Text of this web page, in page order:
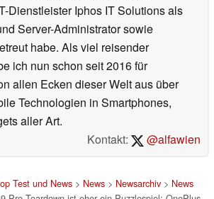
Dienstleister Iphos IT Solutions als
Server-Administrator sowie
habe. Als viel reisender
ich nun schon seit 2016 für
allen Ecken dieser Welt aus über
Technologien in Smartphones,
aller Art.
Kontakt:
@alfawien
Test und News> News> Newsarchiv> News